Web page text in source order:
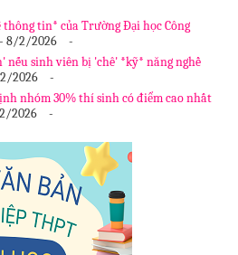
tin* của Trường Đại học Công
- 8/2/2026
-
nếu sinh viên bị 'chê' *kỹ* năng nghề
2026
-
nhóm 30% thí sinh có điểm cao nhất
2026 -